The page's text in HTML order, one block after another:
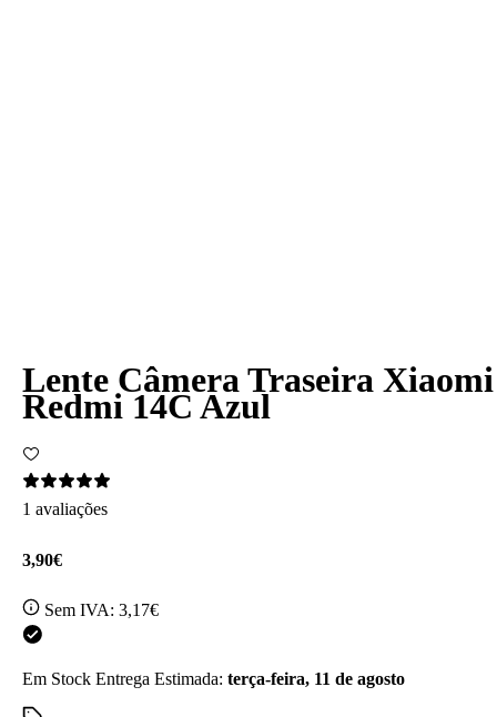
Lente Câmera Traseira Xiaomi
Redmi 14C Azul
1 avaliações
3,90€
Sem IVA: 3,17€
Em Stock Entrega Estimada: terça-feira, 11 de agosto